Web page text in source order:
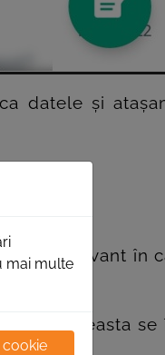
datele și
este relevant în
aceasta se
mai multe
cookie